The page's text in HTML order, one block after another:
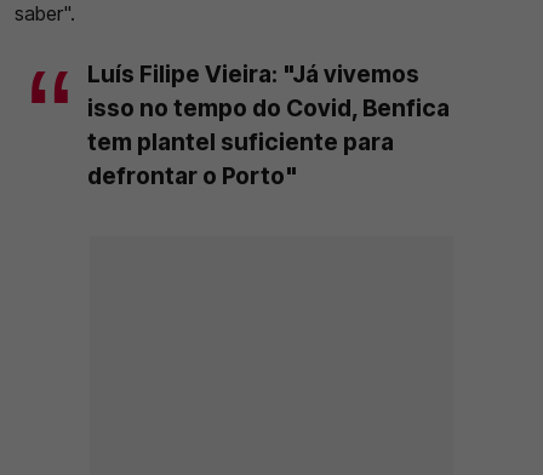
saber".
Luís Filipe Vieira: "Já vivemos
isso no tempo do Covid, Benfica
tem plantel suficiente para
defrontar o Porto"